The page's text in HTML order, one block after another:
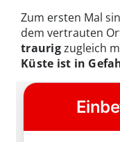
Zum ersten Mal
dem vertrauten
traurigzugleich
Küste ist in